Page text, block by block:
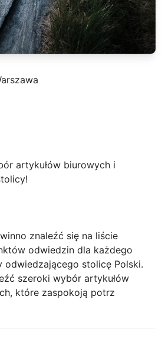
artykułów biurowych i
znaleźć się na liście
odwiedzin dla każdego
odwiedzającego stolicę Polski.
szeroki wybór artykułów
które zaspokoją potrz